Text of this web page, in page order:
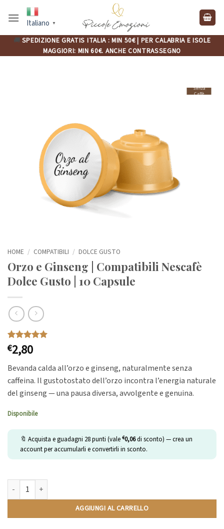
Italiano ▼
🚚 SPEDIZIONE GRATIS ITALIA : MIN 50€ | PER CALABRIA E ISOLE
MAGGIORI: MIN 60€. ANCHE CONTRASSEGNO
Senza
Caffè
HOME / COMPATIBILI / DOLCE GUSTO
Orzo e Ginseng | Compatibili Nescafè
Dolce Gusto | 10 Capsule
Valutato
su 5 su
1
recensioni
€2,80
Bevanda calda all’orzo e ginseng, naturalmente senza
caffeina. Il gustotostato dell’orzo incontra l’energia naturale
del ginseng — una pausa diversa, avvolgente e genuina.
Disponibile
🔖 Acquista e guadagni 28punti (vale €0,06di sconto) — crea un
account per accumularli e convertirli in sconto.
Orzo e Ginseng | Compatibili Nescafè Dolce Gusto | 10 Capsule quantità
AGGIUNGI AL CARRELLO